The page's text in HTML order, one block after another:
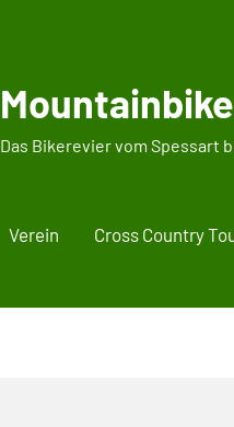
Das Bikerevier vom Spessart
Verein Cross Country